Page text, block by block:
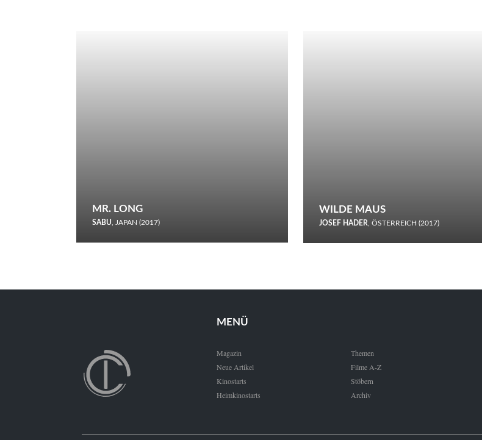
MR. LONG
SABU, JAPAN (2017)
den Wettbewerb.
WILDE MAUS
JOSEF HADER, ÖSTERREICH (2017)
Schnee.
MENÜ
Magazin
Neue Artikel
Kinostarts
Heimkinostarts
Themen
Filme A-Z
Stöbern
Archiv